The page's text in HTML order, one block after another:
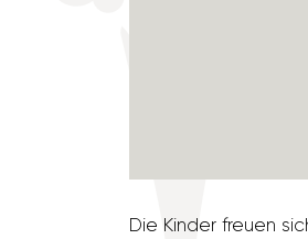
Die Kinder freuen